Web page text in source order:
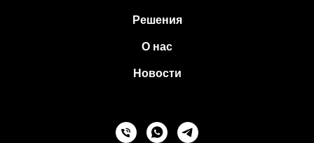
Решения
О нас
Новости